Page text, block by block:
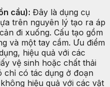
cầu): Đây là dụng cụ
trên nguyên lý tạo ra áp
đi xuống. Cấu tạo gồm
và một tay cầm. Ưu điểm
hiệu quả với các
vệ sinh hoặc chất thải
chỉ có tác dụng ở đoạn
hiệu quả với các vật